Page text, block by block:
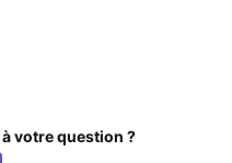
votre question ?